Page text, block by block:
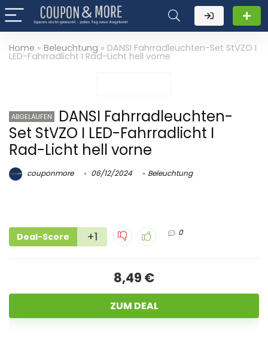
Home » Beleuchtung » DANSI Fahrradleuchten-Set StVZO I
LED-Fahrradlicht I Rad-Licht hell vorne
ABGELAUFEN
DANSI Fahrradleuchten-
Set StVZO I LED-Fahrradlicht I
Rad-Licht hell vorne
couponmore 06/12/2024 Beleuchtung
Deal-Score +1 0
8,49 €
ZUM DEAL